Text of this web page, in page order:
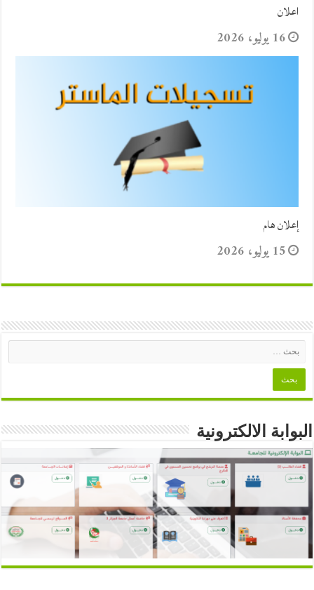
اعلان
16 يوليو، 2026
إعلان هام
15 يوليو، 2026
البوابة الالكترونية